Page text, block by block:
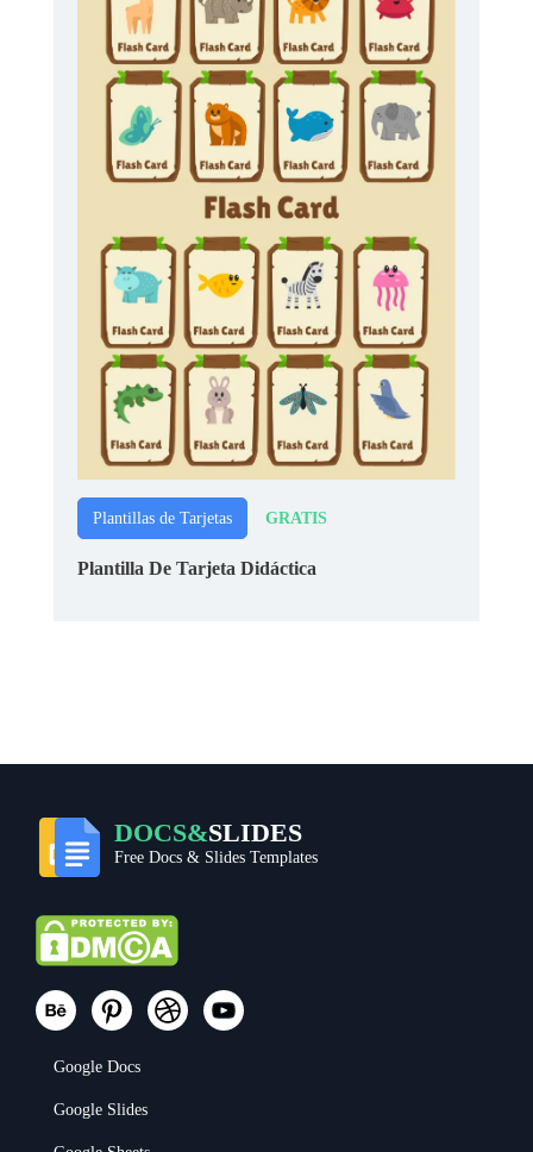
Plantillas de Tarjetas GRATIS
Plantilla De Tarjeta Didáctica
DOCS&SLIDES
Free Docs & Slides Templates
Google Docs
Google Slides